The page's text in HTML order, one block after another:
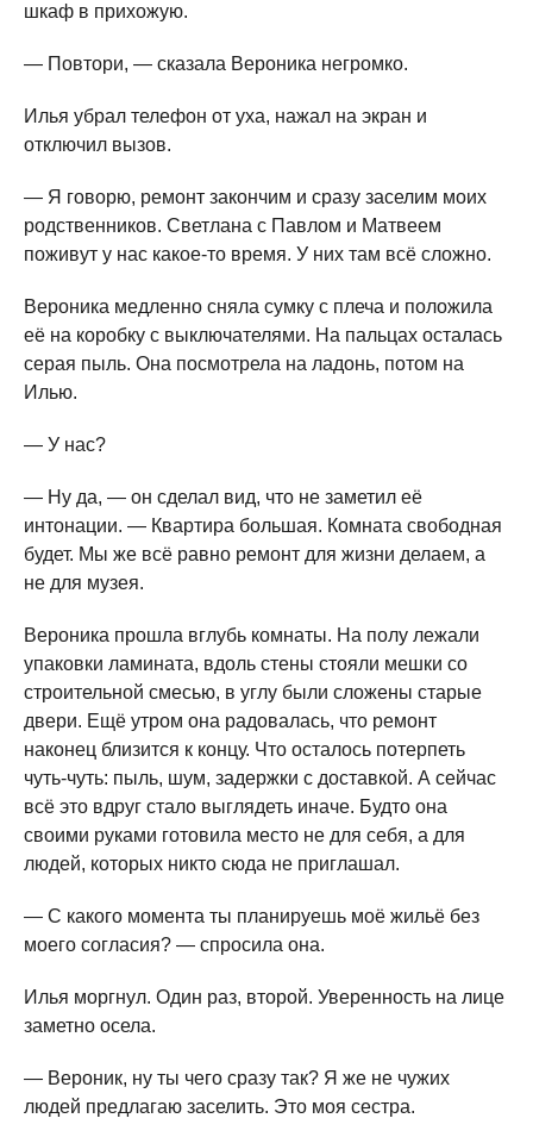
шкаф в прихожую.
— Повтори, — сказала Вероника негромко.
Илья убрал телефон от уха, нажал на экран и
отключил вызов.
— Я говорю, ремонт закончим и сразу заселим моих
родственников. Светлана с Павлом и Матвеем
поживут у нас какое-то время. У них там всё сложно.
Вероника медленно сняла сумку с плеча и положила
её на коробку с выключателями. На пальцах осталась
серая пыль. Она посмотрела на ладонь, потом на
Илью.
— У нас?
— Ну да, — он сделал вид, что не заметил её
интонации. — Квартира большая. Комната свободная
будет. Мы же всё равно ремонт для жизни делаем, а
не для музея.
Вероника прошла вглубь комнаты. На полу лежали
упаковки ламината, вдоль стены стояли мешки со
строительной смесью, в углу были сложены старые
двери. Ещё утром она радовалась, что ремонт
наконец близится к концу. Что осталось потерпеть
чуть-чуть: пыль, шум, задержки с доставкой. А сейчас
всё это вдруг стало выглядеть иначе. Будто она
своими руками готовила место не для себя, а для
людей, которых никто сюда не приглашал.
— С какого момента ты планируешь моё жильё без
моего согласия? — спросила она.
Илья моргнул. Один раз, второй. Уверенность на лице
заметно осела.
— Вероник, ну ты чего сразу так? Я же не чужих
людей предлагаю заселить. Это моя сестра.